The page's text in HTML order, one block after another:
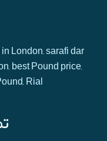
London, sarafi dar
best Pound price,
Rial